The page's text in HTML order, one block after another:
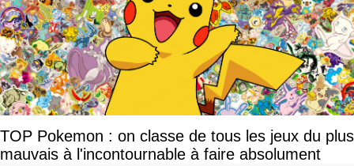
TOP Pokemon : on classe de tous les jeux du plus
mauvais à l'incontournable à faire absolument